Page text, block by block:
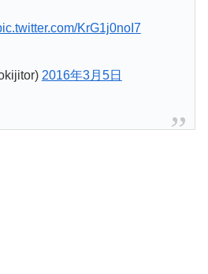
KrG1j0noI7
2016年3月5日